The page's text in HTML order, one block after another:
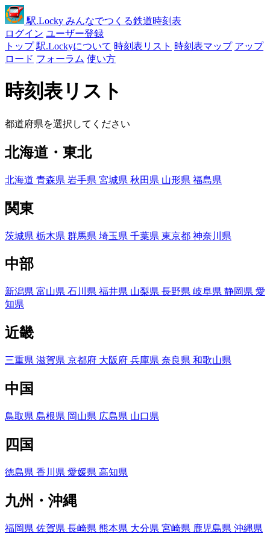
駅.Locky みんなでつくる鉄道時刻表
ログイン ユーザー登録
トップ 駅.Lockyについて 時刻表リスト 時刻表マップ アップ
ロード フォーラム 使い方
時刻表リスト
都道府県を選択してください
北海道・東北
北海道 青森県 岩手県 宮城県 秋田県 山形県 福島県
関東
茨城県 栃木県 群馬県 埼玉県 千葉県 東京都 神奈川県
中部
新潟県 富山県 石川県 福井県 山梨県 長野県 岐阜県 静岡県 愛
知県
近畿
三重県 滋賀県 京都府 大阪府 兵庫県 奈良県 和歌山県
中国
鳥取県 島根県 岡山県 広島県 山口県
四国
徳島県 香川県 愛媛県 高知県
九州・沖縄
福岡県 佐賀県 長崎県 熊本県 大分県 宮崎県 鹿児島県 沖縄県